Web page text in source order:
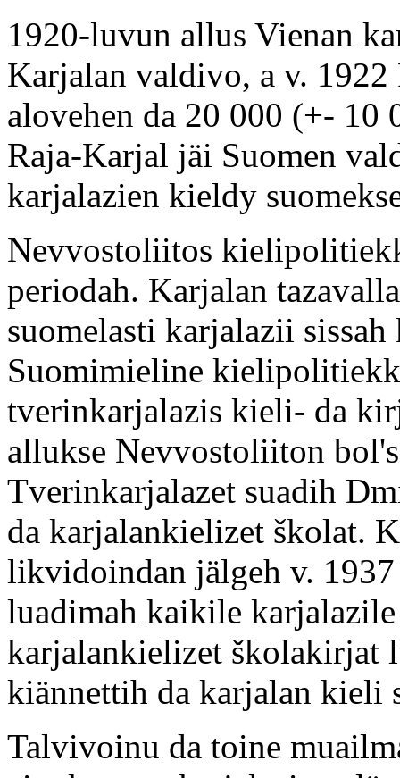
1920-luvun allus Vienan
Karjalan valdivo, a v.
alovehen da 20 000 (+- 10
Raja-Karjal jäi Suomen
karjalazien kieldy
Nevvostoliitos
periodah. Karjalan
suomelasti karjalazii
Suomimieline
tverinkarjalazis kieli- da
allukse Nevvostoliiton
Tverinkarjalazet suadih
da karjalankielizet školat.
likvidoindan jälgeh v.
luadimah kaikile
karjalankielizet
kiännettih da karjalan kieli
Talvivoinu da toine